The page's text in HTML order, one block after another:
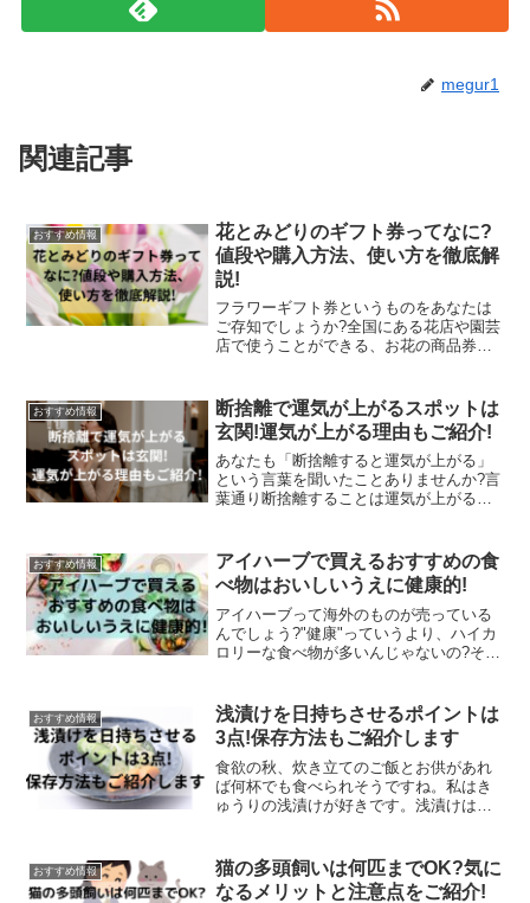
megur1
関連記事
おすすめ情報
花とみどりのギフト券ってなに?
値段や購入方法、使い方を徹底解
説!
フラワーギフト券というものをあなたは
ご存知でしょうか?全国にある花店や園芸
店で使うことができる、お花の商品券・
でお店に持って行けば、いつでも好きな
花を購入することができ...
おすすめ情報
断捨離で運気が上がるスポットは
玄関!運気が上がる理由もご紹介!
あなたも「断捨離すると運気が上がる」
という言葉を聞いたことありませんか?言
葉通り断捨離することは運気が上がるこ
ね。なんと断捨離するスポットを意識す
るだけで運気がとても...
おすすめ情報
アイハーブで買えるおすすめの食
べ物はおいしいうえに健康的!
アイハーブって海外のものが売っている
んでしょう?"健康"っていうより、ハイカ
ロリーな食べ物が多いんじゃないの?それ
ンス脂肪酸に厳しい規制を出していま
す。それほど健康に対...
おすすめ情報
浅漬けを日持ちさせるポイントは
3点!保存方法もご紹介します
食欲の秋、炊き立てのご飯とお供があれ
ば何杯でも食べられそうですね。私はき
ゅうりの浅漬けが好きです。浅漬けは塩
もぴったりですよね！浅漬けは自宅で簡
単に作れるので、あなた...
おすすめ情報
猫の多頭飼いは何匹までOK?気に
なるメリットと注意点をご紹介!